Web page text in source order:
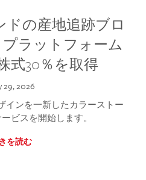
ドの産地追跡ブロ
ラットフォーム
式30％を取得
29, 2026
インを一新したカラーストー
ビスを開始します。
を読む